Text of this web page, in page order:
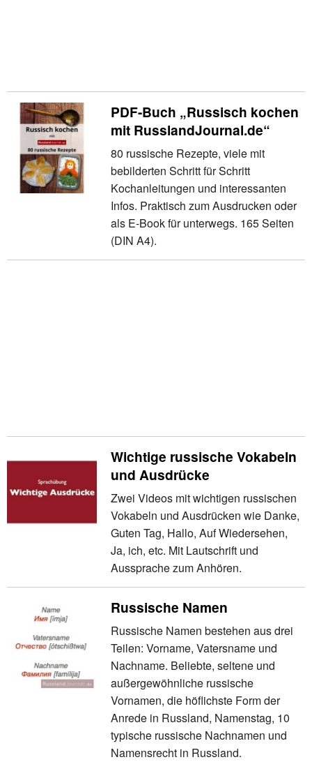
PDF-Buch „Russisch kochen
mit RusslandJournal.de“
80 russische Rezepte, viele mit
bebilderten Schritt für Schritt
Kochanleitungen und interessanten
Infos. Praktisch zum Ausdrucken oder
als E-Book für unterwegs. 165 Seiten
(DIN A4).
Wichtige russische Vokabeln
und Ausdrücke
Zwei Videos mit wichtigen russischen
Vokabeln und Ausdrücken wie Danke,
Guten Tag, Hallo, Auf Wiedersehen,
Ja, ich, etc. Mit Lautschrift und
Aussprache zum Anhören.
Russische Namen
Russische Namen bestehen aus drei
Teilen: Vorname, Vatersname und
Nachname. Beliebte, seltene und
außergewöhnliche russische
Vornamen, die höflichste Form der
Anrede in Russland, Namenstag, 10
typische russische Nachnamen und
Namensrecht in Russland.